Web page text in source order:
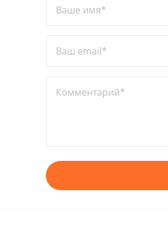
Ваше имя*
Ваш email*
Комментарий*